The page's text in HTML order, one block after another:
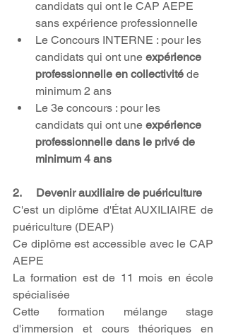
candidats qui ont le CAP AEPE
sans expérience professionnelle
Le Concours INTERNE : pour les
candidats qui ont une expérience
professionnelle en collectivité de
minimum 2 ans
Le 3e concours : pour les
candidats qui ont une expérience
professionnelle dans le privé de
minimum 4 ans
2.     Devenir auxiliaire de puériculture
C'est un diplôme d'État AUXILIAIRE de
puériculture (DEAP)
Ce diplôme est accessible avec le CAP
AEPE
La formation est de 11 mois en école
spécialisée
Cette formation mélange stage
d'immersion et cours théoriques en